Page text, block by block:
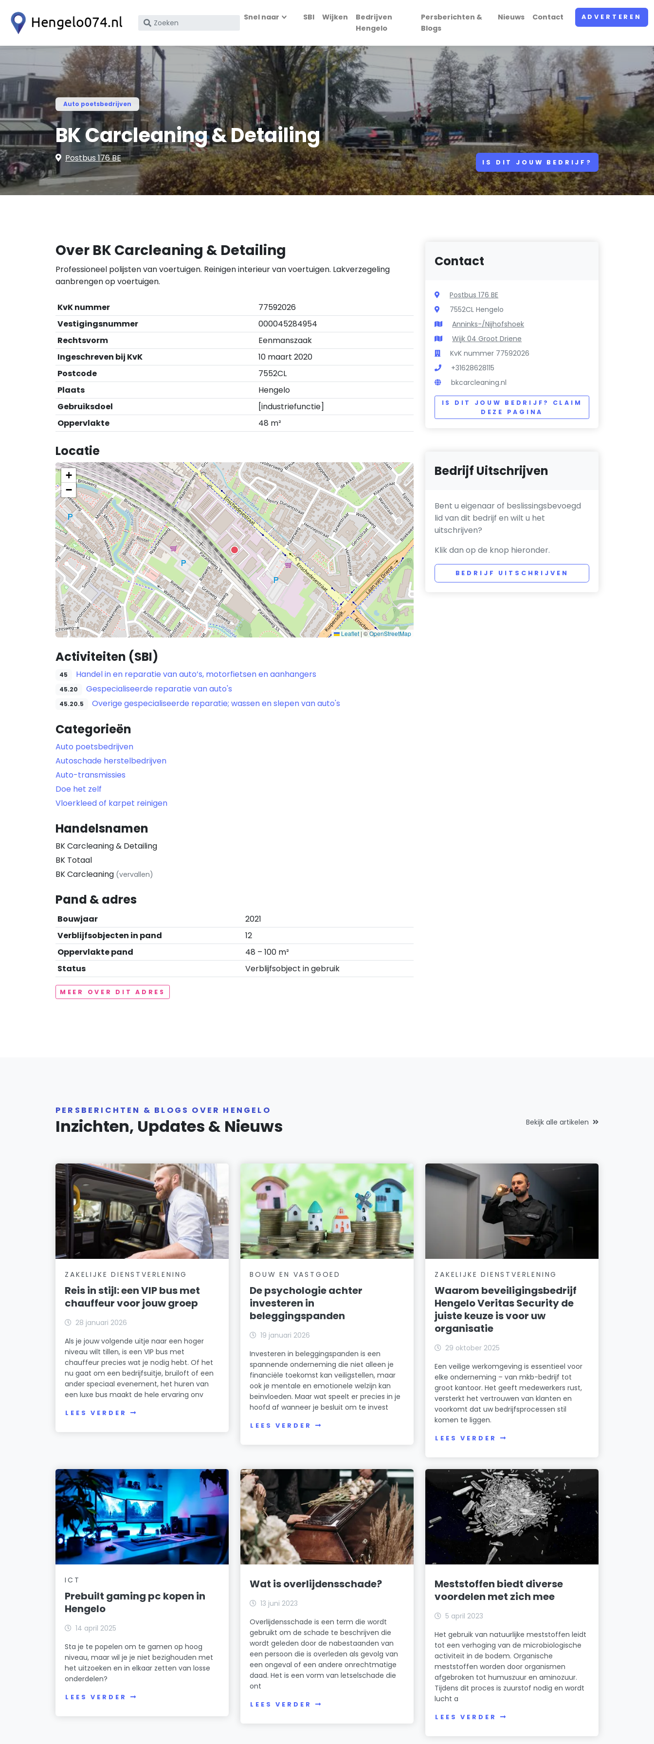
Zoek
bedrijfsnaam
of
KvK
nummer
Snel naar SBI Wijken
Bedrijven
Hengelo
Persberichten &
Blogs
Nieuws Contact ADVERTEREN
Auto poetsbedrijven
BK Carcleaning & Detailing
Postbus 176 BE IS DIT JOUW BEDRIJF?
Over BK Carcleaning & Detailing
Professioneel polijsten van voertuigen. Reinigen interieur van voertuigen. Lakverzegeling
aanbrengen op voertuigen.
KvK nummer
77592026
Vestigingsnummer
000045284954
Rechtsvorm
Eenmanszaak
Ingeschreven bij KvK
10 maart 2020
Postcode
7552CL
Plaats
Hengelo
Gebruiksdoel
[industriefunctie]
Oppervlakte
48 m²
Locatie
+
−
Leaflet | ©OpenStreetMap
Activiteiten (SBI)
45 Handel in en reparatie van auto’s, motorfietsen en aanhangers
45.20 Gespecialiseerde reparatie van auto's
45.20.5 Overige gespecialiseerde reparatie; wassen en slepen van auto's
Categorieën
Auto poetsbedrijven
Autoschade herstelbedrijven
Auto-transmissies
Doe het zelf
Vloerkleed of karpet reinigen
Handelsnamen
BK Carcleaning & Detailing
BK Totaal
BK Carcleaning (vervallen)
Pand & adres
Bouwjaar
2021
Verblijfsobjecten in pand
12
Oppervlakte pand
48 – 100 m²
Status
Verblijfsobject in gebruik
MEER OVER DIT ADRES
Contact
Postbus 176 BE
7552CL Hengelo
Anninks-/Nijhofshoek
Wijk 04 Groot Driene
KvK nummer 77592026
+31628628115
bkcarcleaning.nl
IS DIT JOUW BEDRIJF? CLAIM
DEZE PAGINA
Bedrijf Uitschrijven
Bent u eigenaar of beslissingsbevoegd
lid van dit bedrijf en wilt u het
uitschrijven?
Klik dan op de knop hieronder.
BEDRIJF UITSCHRIJVEN
PERSBERICHTEN & BLOGS OVER HENGELO
Inzichten, Updates & Nieuws Bekijk alle artikelen
ZAKELIJKE DIENSTVERLENING
Reis in stijl: een VIP bus met
chauffeur voor jouw groep
28 januari 2026
Als je jouw volgende uitje naar een hoger
niveau wilt tillen, is een VIP bus met
chauffeur precies wat je nodig hebt. Of het
nu gaat om een bedrijfsuitje, bruiloft of een
ander speciaal evenement, het huren van
een luxe bus maakt de hele ervaring onv
LEES VERDER
BOUW EN VASTGOED
De psychologie achter
investeren in
beleggingspanden
19 januari 2026
Investeren in beleggingspanden is een
spannende onderneming die niet alleen je
financiële toekomst kan veiligstellen, maar
ook je mentale en emotionele welzijn kan
beïnvloeden. Maar wat speelt er precies in je
hoofd af wanneer je besluit om te invest
LEES VERDER
ZAKELIJKE DIENSTVERLENING
Waarom beveiligingsbedrijf
Hengelo Veritas Security de
juiste keuze is voor uw
organisatie
29 oktober 2025
Een veilige werkomgeving is essentieel voor
elke onderneming – van mkb-bedrijf tot
groot kantoor. Het geeft medewerkers rust,
versterkt het vertrouwen van klanten en
voorkomt dat uw bedrijfsprocessen stil
komen te liggen.
LEES VERDER
ICT
Prebuilt gaming pc kopen in
Hengelo
14 april 2025
Sta je te popelen om te gamen op hoog
niveau, maar wil je je niet bezighouden met
het uitzoeken en in elkaar zetten van losse
onderdelen?
LEES VERDER
Wat is overlijdensschade?
13 juni 2023
Overlijdensschade is een term die wordt
gebruikt om de schade te beschrijven die
wordt geleden door de nabestaanden van
een persoon die is overleden als gevolg van
een ongeval of een andere onrechtmatige
daad. Het is een vorm van letselschade die
ont
LEES VERDER
Meststoffen biedt diverse
voordelen met zich mee
5 april 2023
Het gebruik van natuurlijke meststoffen leidt
tot een verhoging van de microbiologische
activiteit in de bodem. Organische
meststoffen worden door organismen
afgebroken tot humuszuur en aminozuur.
Tijdens dit proces is zuurstof nodig en wordt
lucht a
LEES VERDER